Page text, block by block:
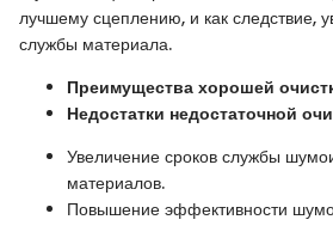
лучшему сцеплению, и как следствие,
службы материала.
Преимущества хорошей
Недостатки недостаточной
Увеличение сроков службы
материалов.
Повышение эффективности